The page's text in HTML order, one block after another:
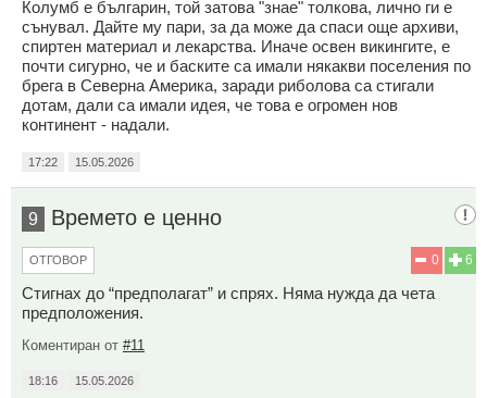
Колумб е българин, той затова "знае" толкова, лично ги е
сънувал. Дайте му пари, за да може да спаси още архиви,
спиртен материал и лекарства. Иначе освен викингите, е
почти сигурно, че и баските са имали някакви поселения по
брега в Северна Америка, заради риболова са стигали
дотам, дали са имали идея, че това е огромен нов
континент - надали.
17:22 15.05.2026
9 Времето е ценно
6
0
ОТГОВОР
Стигнах до “предполагат” и спрях. Няма нужда да чета
предположения.
Коментиран от #11
18:16 15.05.2026